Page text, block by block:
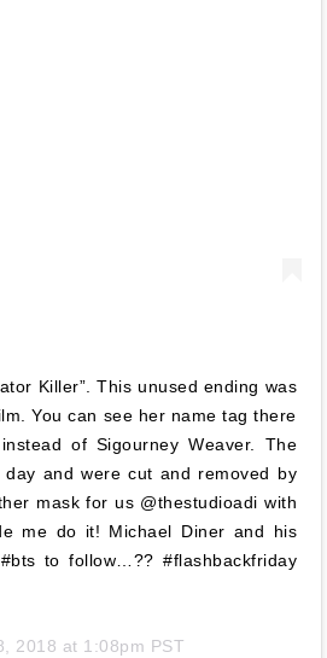
Killer”. This unused ending was
You can see her name tag there
of Sigourney Weaver. The
day and were cut and removed by
mask for us @thestudioadi with
me do it! Michael Diner and his
to follow…?? #flashbackfriday
2018 at 1:08pm PST